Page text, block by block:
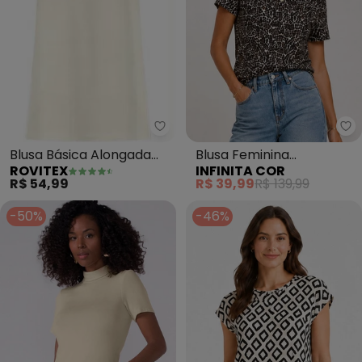
Rovitex - Blusa Básica
Blusa Básica Alongada
Feminina (Bege)
ROVITEX
R$ 54,99
Blusa Feminina
Estampada em Malha
Cotton (Bege)
INFINITA COR
R$ 39,99R$ 139,99
-50%
-46%